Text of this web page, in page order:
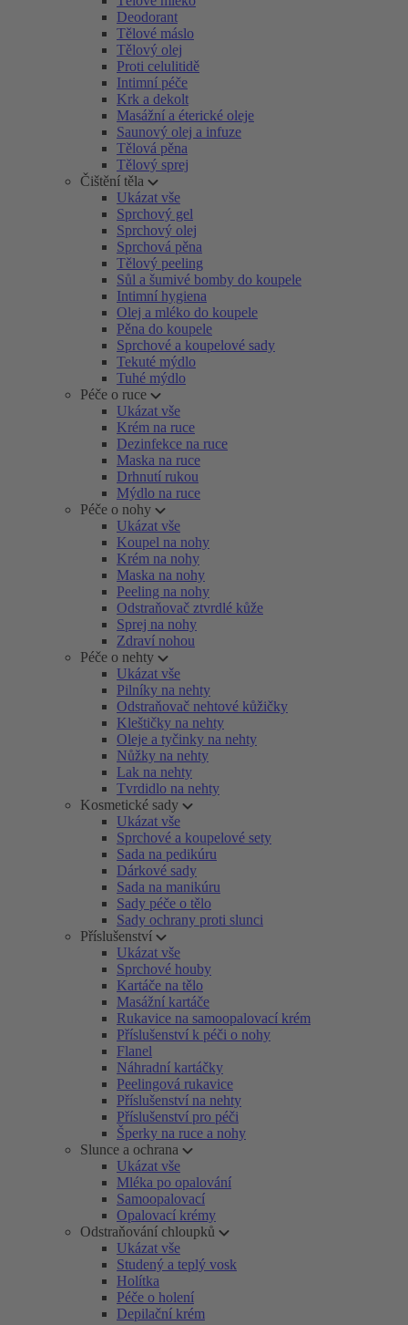
Deodorant
Tělové máslo
Tělový olej
Proti celulitidě
Intimní péče
Krk a dekolt
Masážní a éterické oleje
Saunový olej a infuze
Tělová pěna
Tělový sprej
Čištění těla
Ukázat vše
Sprchový gel
Sprchový olej
Sprchová pěna
Tělový peeling
Sůl a šumivé bomby do koupele
Intimní hygiena
Olej a mléko do koupele
Pěna do koupele
Sprchové a koupelové sady
Tekuté mýdlo
Tuhé mýdlo
Péče o ruce
Ukázat vše
Krém na ruce
Dezinfekce na ruce
Maska na ruce
Drhnutí rukou
Mýdlo na ruce
Péče o nohy
Ukázat vše
Koupel na nohy
Krém na nohy
Maska na nohy
Peeling na nohy
Odstraňovač ztvrdlé kůže
Sprej na nohy
Zdraví nohou
Péče o nehty
Ukázat vše
Pilníky na nehty
Odstraňovač nehtové kůžičky
Kleštičky na nehty
Oleje a tyčinky na nehty
Nůžky na nehty
Lak na nehty
Tvrdidlo na nehty
Kosmetické sady
Ukázat vše
Sprchové a koupelové sety
Sada na pedikúru
Dárkové sady
Sada na manikúru
Sady péče o tělo
Sady ochrany proti slunci
Příslušenství
Ukázat vše
Sprchové houby
Kartáče na tělo
Masážní kartáče
Rukavice na samoopalovací krém
Příslušenství k péči o nohy
Flanel
Náhradní kartáčky
Peelingová rukavice
Příslušenství na nehty
Příslušenství pro péči
Šperky na ruce a nohy
Slunce a ochrana
Ukázat vše
Mléka po opalování
Samoopalovací
Opalovací krémy
Odstraňování chloupků
Ukázat vše
Studený a teplý vosk
Holítka
Péče o holení
Depilační krém